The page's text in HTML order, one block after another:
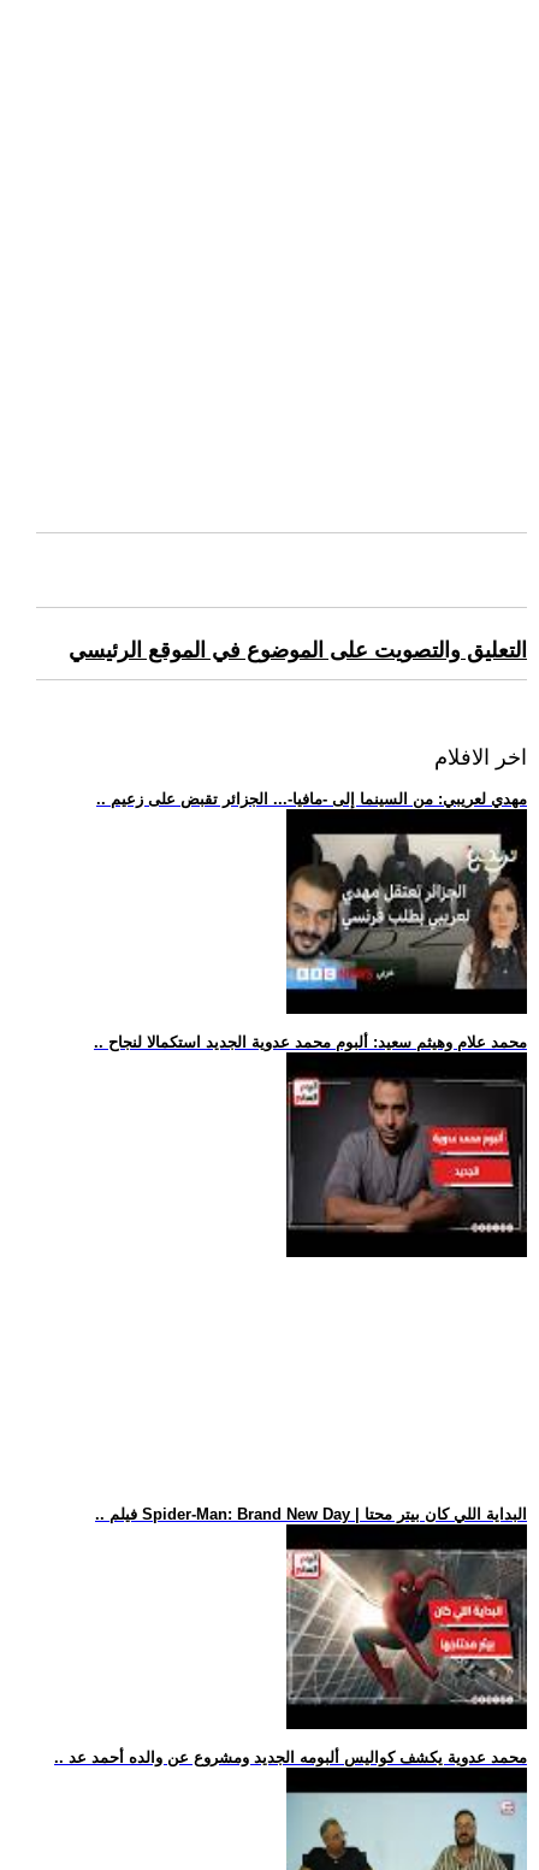
التعليق والتصويت على الموضوع في الموقع الرئيسي
اخر الافلام
.. مهدي لعريبي: من السينما إلى -مافيا-... الجزائر تقبض على زعيم
.. محمد علام وهيثم سعيد: ألبوم محمد عدوية الجديد استكمالا لنجاح
.. فيلم Spider-Man: Brand New Day | البداية اللي كان بيتر محتا
.. محمد عدوية يكشف كواليس ألبومه الجديد ومشروع عن والده أحمد عد